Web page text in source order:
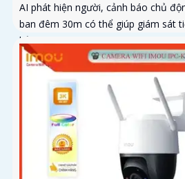
AI phát hiện người, cảnh báo chủ
ban đêm 30m có thể giúp giám sát
bảo an ninh cho công trình xây
những khu vực mà việc đi lại khó
kết nối mạng ổn định. Camera IPC-
công nghệ nhận diện người và động